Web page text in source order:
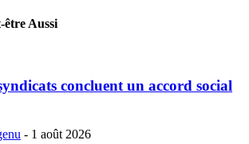
être Aussi
concluent un accord social
- 1 août 2026